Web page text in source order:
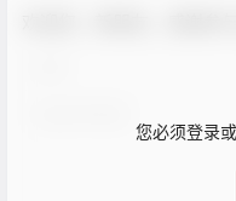
您必须登录